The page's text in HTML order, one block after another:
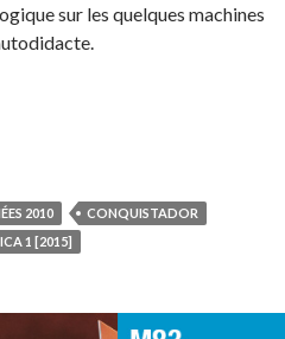
sur les quelques machines
(Mike Lévy) (2015)
2010
CONQUISTADOR
1 [2015]